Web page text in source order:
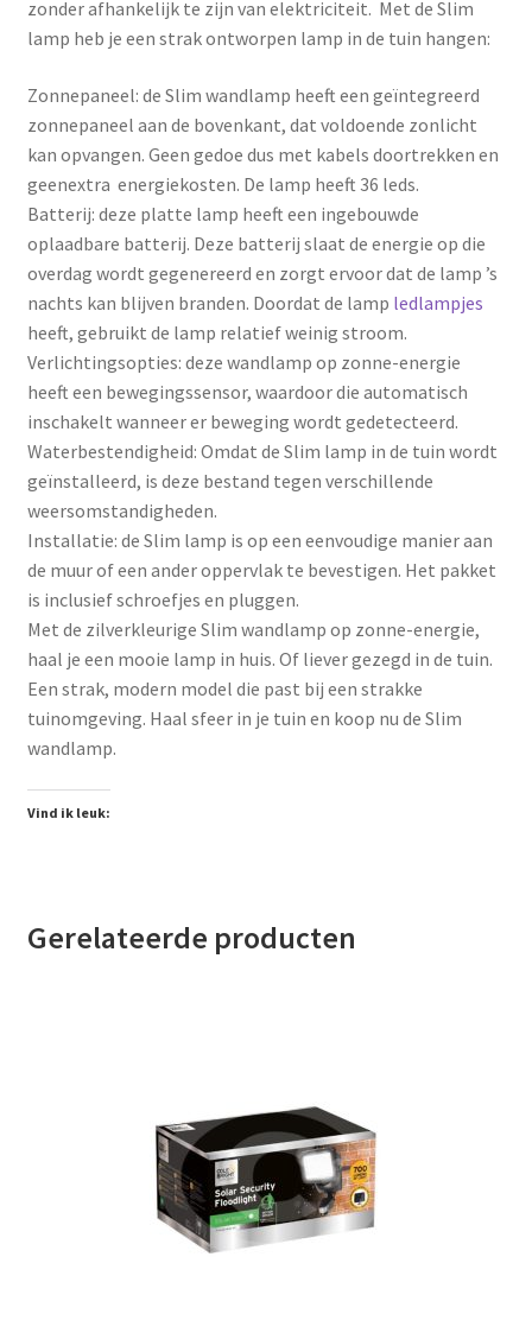
zonder afhankelijk te zijn van elektriciteit. Met de Slim
lamp heb je een strak ontworpen lamp in de tuin hangen:
Zonnepaneel: de Slim wandlamp heeft een geïntegreerd
zonnepaneel aan de bovenkant, dat voldoende zonlicht
kan opvangen. Geen gedoe dus met kabels doortrekken en
geenextra energiekosten. De lamp heeft 36 leds.
Batterij: deze platte lamp heeft een ingebouwde
oplaadbare batterij. Deze batterij slaat de energie op die
overdag wordt gegenereerd en zorgt ervoor dat de lamp ’s
nachts kan blijven branden. Doordat de lamp ledlampjes
heeft, gebruikt de lamp relatief weinig stroom.
Verlichtingsopties: deze wandlamp op zonne-energie
heeft een bewegingssensor, waardoor die automatisch
inschakelt wanneer er beweging wordt gedetecteerd.
Waterbestendigheid: Omdat de Slim lamp in de tuin wordt
geïnstalleerd, is deze bestand tegen verschillende
weersomstandigheden.
Installatie: de Slim lamp is op een eenvoudige manier aan
de muur of een ander oppervlak te bevestigen. Het pakket
is inclusief schroefjes en pluggen.
Met de zilverkleurige Slim wandlamp op zonne-energie,
haal je een mooie lamp in huis. Of liever gezegd in de tuin.
Een strak, modern model die past bij een strakke
tuinomgeving. Haal sfeer in je tuin en koop nu de Slim
wandlamp.
Vind ik leuk:
Gerelateerde producten